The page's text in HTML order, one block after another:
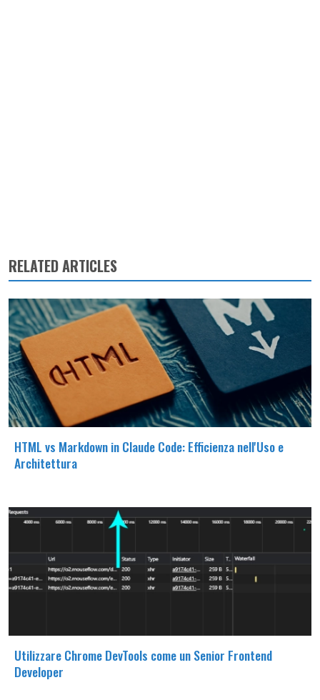
RELATED ARTICLES
HTML vs Markdown in Claude Code: Efficienza nell'Uso e
Architettura
Utilizzare Chrome DevTools come un Senior Frontend
Developer